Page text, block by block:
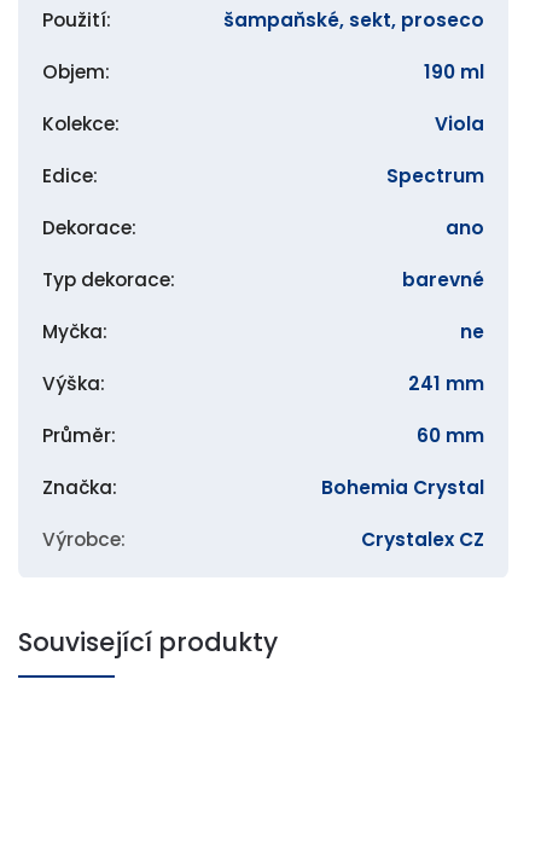
Použití: šampaňské, sekt, proseco
Objem: 190 ml
Kolekce: Viola
Edice: Spectrum
Dekorace: ano
Typ dekorace: barevné
Myčka: ne
Výška: 241 mm
Průměr: 60 mm
Značka: Bohemia Crystal
Výrobce: Crystalex CZ
Související produkty